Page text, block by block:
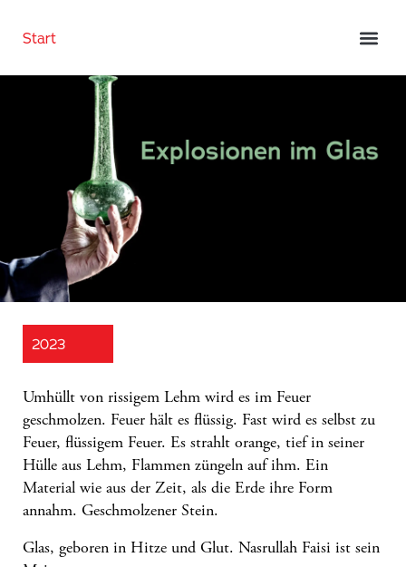
Start
2023
Umhüllt von rissigem Lehm wird es im Feuer
geschmolzen. Feuer hält es flüssig. Fast wird es selbst zu
Feuer, flüssigem Feuer. Es strahlt orange, tief in seiner
Hülle aus Lehm, Flammen züngeln auf ihm. Ein
Material wie aus der Zeit, als die Erde ihre Form
annahm. Geschmolzener Stein.
Glas, geboren in Hitze und Glut. Nasrullah Faisi ist sein